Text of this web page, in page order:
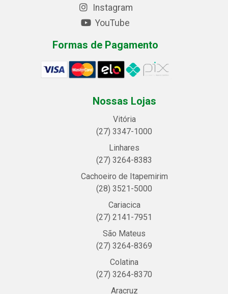
Instagram
YouTube
Formas de Pagamento
Nossas Lojas
Vitória
(27) 3347-1000
Linhares
(27) 3264-8383
Cachoeiro de Itapemirim
(28) 3521-5000
Cariacica
(27) 2141-7951
São Mateus
(27) 3264-8369
Colatina
(27) 3264-8370
Aracruz